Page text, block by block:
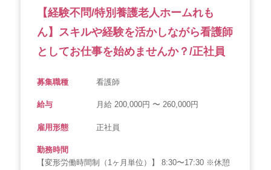
【経験不問/特別養護老人ホームれも
ん】スキルや経験を活かしながら看護師
としてお仕事を始めませんか？/正社員
募集職種 看護師
給与 月給 200,000円 〜 260,000円
雇用形態 正社員
勤務時間
【変形労働時間制（1ヶ月単位）】 8:30〜17:30 ※休憩